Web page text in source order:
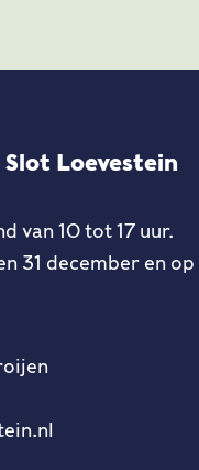
Slot Loevestein
van 10 tot 17 uur.
31 december en op